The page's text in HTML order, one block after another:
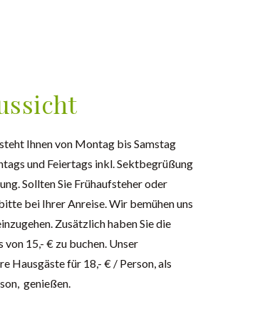
Ihnen von Montag bis Samstag
und Feiertags inkl. Sektbegrüßung
Sollten Sie Frühaufsteher oder
bei Ihrer Anreise. Wir bemühen uns
Zusätzlich haben Sie die
15,- € zu buchen. Unser
Hausgäste für 18,- € / Person, als
genießen.